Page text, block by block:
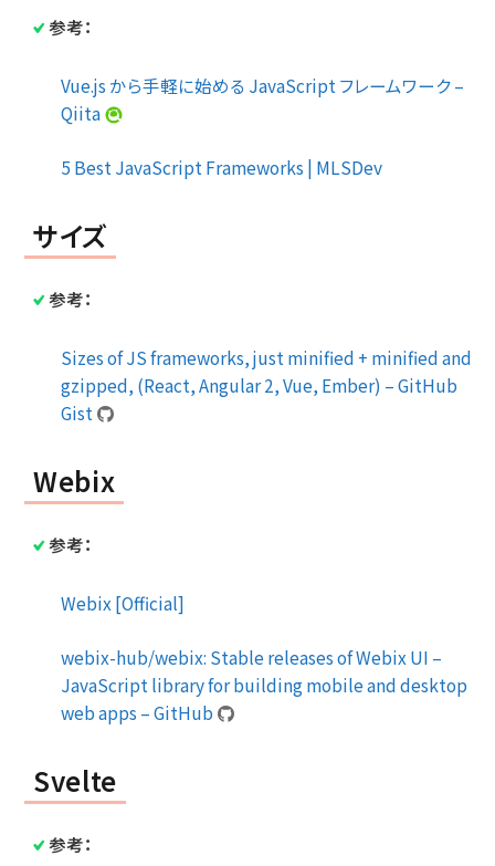
参考：
Vue.js から手軽に始める JavaScript フレームワーク –
Qiita
5 Best JavaScript Frameworks | MLSDev
サイズ
参考：
Sizes of JS frameworks, just minified + minified and
gzipped, (React, Angular 2, Vue, Ember) – GitHub
Gist
Webix
参考：
Webix [Official]
webix-hub/webix: Stable releases of Webix UI –
JavaScript library for building mobile and desktop
web apps – GitHub
Svelte
参考：